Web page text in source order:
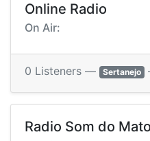
Online Radio
On Air:
0 Listeners — Sertanejo
Radio Som do